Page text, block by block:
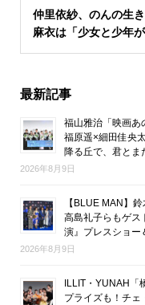
仲里依紗、のんの生
麻衣は「少女と少年
最新記事
福山雅治「映画あ
福原遥×細田佳央
降る丘で、君とま
2026年8月9日
【BLUE MAN】
高島礼子らもゲス
演』プレスショー
2026年8月9日
ILLIT・YUNAH「
プライズも！チ